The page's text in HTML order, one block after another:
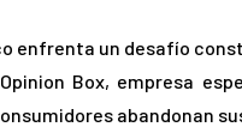
enfrenta un desafío
Box, empresa
abandonan